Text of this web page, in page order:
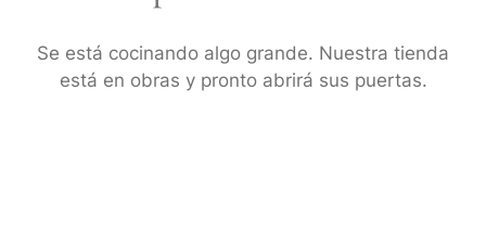
Se está cocinando algo grande. Nuestra tienda
está en obras y pronto abrirá sus puertas.